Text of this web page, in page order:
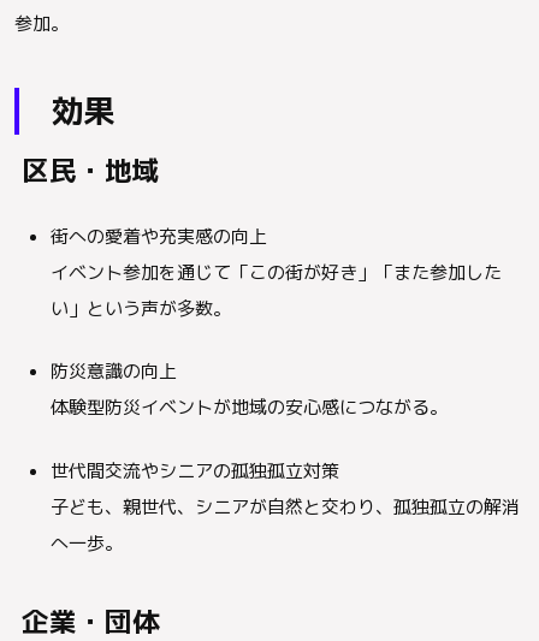
参加。
効果
区民・地域
街への愛着や充実感の向上
イベント参加を通じて「この街が好き」「また参加した
い」という声が多数。
防災意識の向上
体験型防災イベントが地域の安心感につながる。
世代間交流やシニアの孤独孤立対策
子ども、親世代、シニアが自然と交わり、孤独孤立の解消
へ一歩。
企業・団体